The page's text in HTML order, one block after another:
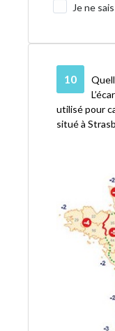
Je ne
10
utilisé pour
situé à